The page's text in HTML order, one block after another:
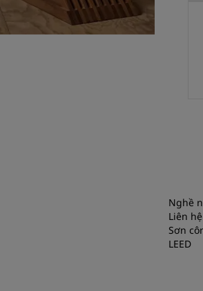
Nghề
Liên hệ
Sơn
LEED